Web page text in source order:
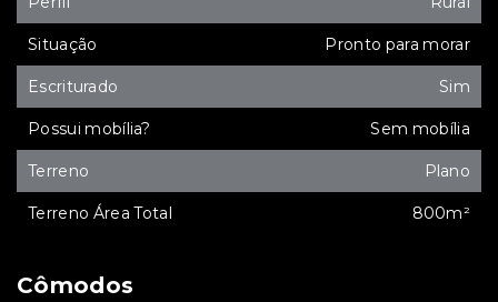
Cômodos
Situação Pronto para morar
Escriturado Sim
Possui mobília? Sem mobília
Terreno Plano
Terreno Área Total 800m²